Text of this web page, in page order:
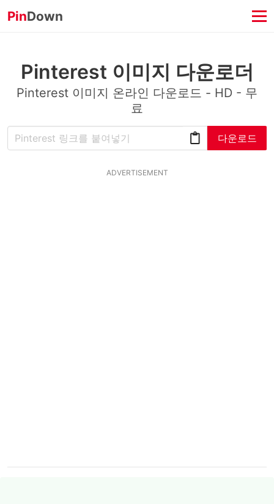
PinDown
Pinterest 이미지 다운로더
Pinterest 이미지 온라인 다운로드 - HD - 무
료
다운로드
ADVERTISEMENT